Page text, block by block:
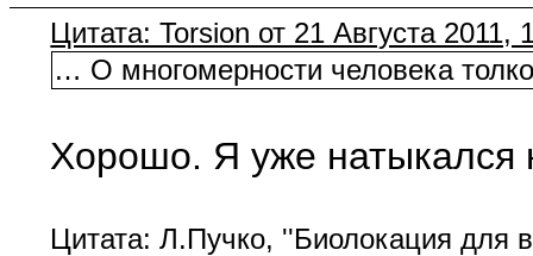
Цитата: Torsion от 21 Августа 2011,
… О многомерности человека
Хорошо. Я уже натыкался
Цитата: Л.Пучко, ''Биолокация для